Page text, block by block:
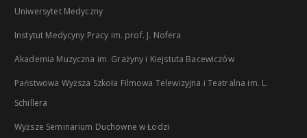
Uniwersytet Medyczny
Instytut Medycyny Pracy im. prof. J. Nofera
Akademia Muzyczna im. Grażyny i Kiejstuta Bacewiczów
Państwowa Wyższa Szkoła Filmowa Telewizyjna i Teatralna im. L.
Schillera
Wyższe Seminarium Duchowne w Łodzi